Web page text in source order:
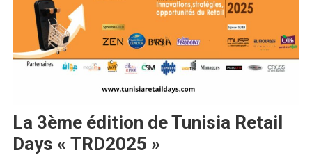
La 3ème édition de Tunisia Retail
Days « TRD2025 »